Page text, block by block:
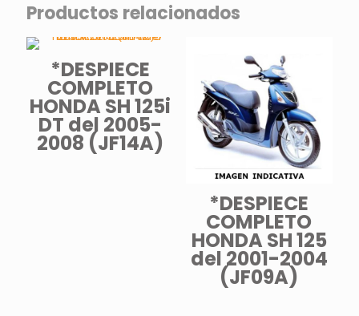
Productos relacionados
*DESPIECE
COMPLETO
HONDA SH 125i
DT del 2005-
2008 (JF14A)
*DESPIECE
COMPLETO
HONDA SH 125
del 2001-2004
(JF09A)